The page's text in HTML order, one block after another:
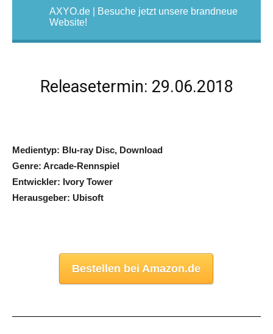
AXYO.de | Besuche jetzt unsere brandneue
Website!
Releasetermin: 29.06.2018
Medientyp: Blu-ray Disc, Download
Genre: Arcade-Rennspiel
Entwickler: Ivory Tower
Herausgeber: Ubisoft
Bestellen bei Amazon.de